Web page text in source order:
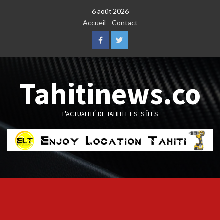
6 août 2026
Accueil
Contact
FacebookTwitter
Tahitinews.co
L'ACTUALITÉ DE TAHITI ET SES ÎLES